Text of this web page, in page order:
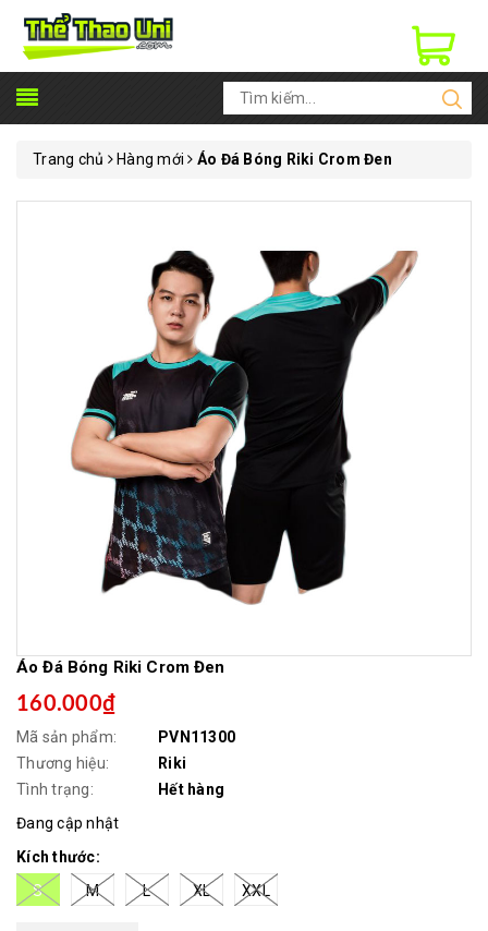
Trang chủ Hàng mới Áo Đá Bóng Riki Crom Đen
Áo Đá Bóng Riki Crom Đen
160.000₫
Mã sản phẩm:
PVN11300
Thương hiệu:
Riki
Tình trạng:
Hết hàng
Đang cập nhật
Kích thước:
S
M L XL XXL